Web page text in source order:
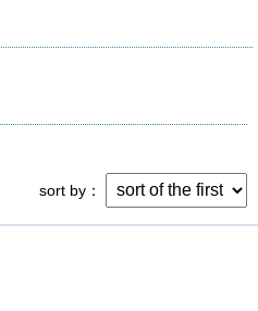
sort by